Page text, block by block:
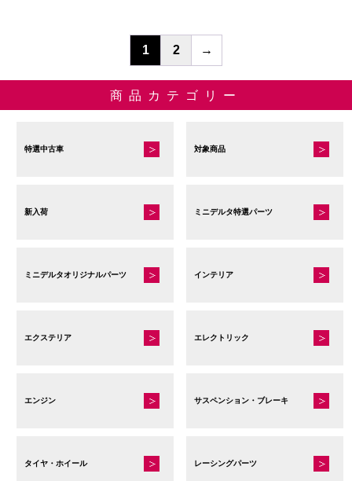
1 2 →
商品カテゴリー
特選中古車 対象商品
新入荷 ミニデルタ特選パーツ
ミニデルタオリジナルパーツ インテリア
エクステリア エレクトリック
エンジン サスペンション・ブレーキ
タイヤ・ホイール レーシングパーツ